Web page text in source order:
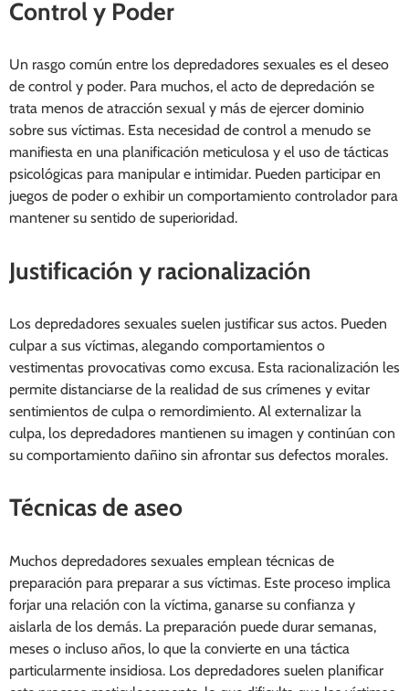
Control y Poder
Un rasgo común entre los depredadores sexuales es el deseo
de control y poder. Para muchos, el acto de depredación se
trata menos de atracción sexual y más de ejercer dominio
sobre sus víctimas. Esta necesidad de control a menudo se
manifiesta en una planificación meticulosa y el uso de tácticas
psicológicas para manipular e intimidar. Pueden participar en
juegos de poder o exhibir un comportamiento controlador para
mantener su sentido de superioridad.
Justificación y racionalización
Los depredadores sexuales suelen justificar sus actos. Pueden
culpar a sus víctimas, alegando comportamientos o
vestimentas provocativas como excusa. Esta racionalización les
permite distanciarse de la realidad de sus crímenes y evitar
sentimientos de culpa o remordimiento. Al externalizar la
culpa, los depredadores mantienen su imagen y continúan con
su comportamiento dañino sin afrontar sus defectos morales.
Técnicas de aseo
Muchos depredadores sexuales emplean técnicas de
preparación para preparar a sus víctimas. Este proceso implica
forjar una relación con la víctima, ganarse su confianza y
aislarla de los demás. La preparación puede durar semanas,
meses o incluso años, lo que la convierte en una táctica
particularmente insidiosa. Los depredadores suelen planificar